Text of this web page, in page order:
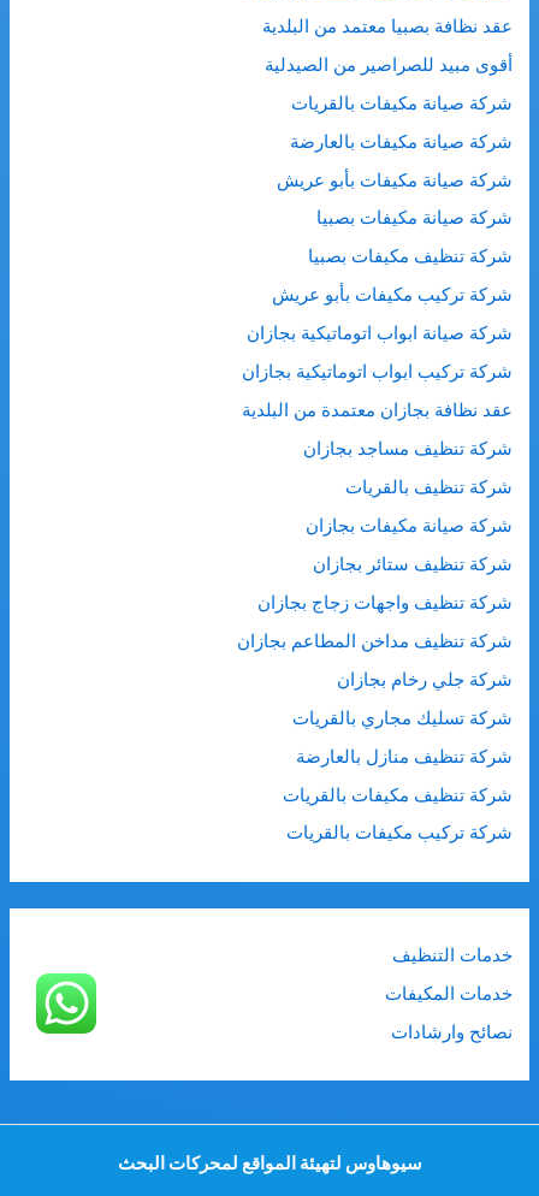
عقد نظافة بصبيا معتمد من البلدية
أقوى مبيد للصراصير من الصيدلية
شركة صيانة مكيفات بالقريات
شركة صيانة مكيفات بالعارضة
شركة صيانة مكيفات بأبو عريش
شركة صيانة مكيفات بصبيا
شركة تنظيف مكيفات بصبيا
شركة تركيب مكيفات بأبو عريش
شركة صيانة ابواب اتوماتيكية بجازان
شركة تركيب ابواب اتوماتيكية بجازان
عقد نظافة بجازان معتمدة من البلدية
شركة تنظيف مساجد بجازان
شركة تنظيف بالقريات
شركة صيانة مكيفات بجازان
شركة تنظيف ستائر بجازان
شركة تنظيف واجهات زجاج بجازان
شركة تنظيف مداخن المطاعم بجازان
شركة جلي رخام بجازان
شركة تسليك مجاري بالقريات
شركة تنظيف منازل بالعارضة
شركة تنظيف مكيفات بالقريات
شركة تركيب مكيفات بالقريات
خدمات التنظيف
خدمات المكيفات
نصائح وارشادات
سيوهاوس لتهيئة المواقع لمحركات البحث